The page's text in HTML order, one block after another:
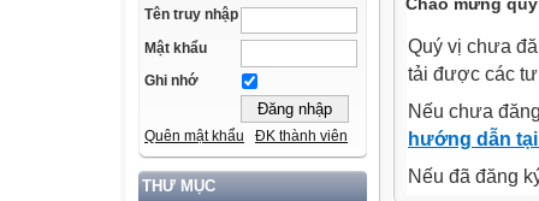
Tên truy nhập
Mật khẩu
Ghi nhớ
Quên mật khẩu ĐK thành viên
THƯ MỤC
Quý vị chưa
tải được các
Nếu chưa
hướng dẫn
Nếu đã đăng